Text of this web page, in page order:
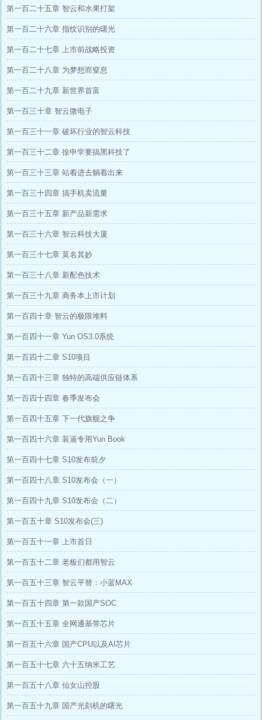
第一百二十五章 智云和水果打架
第一百二十六章 指纹识别的曙光
第一百二十七章 上市前战略投资
第一百二十八章 为梦想而窒息
第一百二十九章 新世界首富
第一百三十章 智云微电子
第一百三十一章 破坏行业的智云科技
第一百三十二章 徐申学要搞黑科技了
第一百三十三章 站着进去躺着出来
第一百三十四章 搞手机卖流量
第一百三十五章 新产品新需求
第一百三十六章 智云科技大厦
第一百三十七章 莫名其妙
第一百三十八章 新配色技术
第一百三十九章 商务本上市计划
第一百四十章 智云的极限堆料
第一百四十一章 Yun OS3.0系统
第一百四十二章 S10项目
第一百四十三章 独特的高端供应链体系
第一百四十四章 春季发布会
第一百四十五章 下一代旗舰之争
第一百四十六章 装逼专用Yun Book
第一百四十七章 S10发布前夕
第一百四十八章 S10发布会（一）
第一百四十九章 S10发布会（二）
第一百五十章 S10发布会(三)
第一百五十一章 上市首日
第一百五十二章 老板们都用智云
第一百五十三章 智云平替：小蓝MAX
第一百五十四章 第一款国产SOC
第一百五十五章 全网通基带芯片
第一百五十六章 国产CPU以及AI芯片
第一百五十七章 六十五纳米工艺
第一百五十八章 仙女山控股
第一百五十九章 国产光刻机的曙光